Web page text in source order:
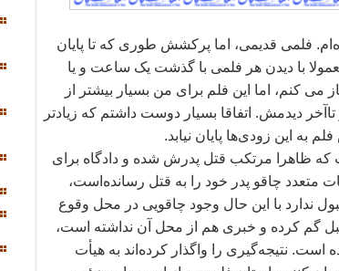
ام. فلمی قدیمی، اما پرکشش طوری که تا پایان
با دیدن هر فلمی با گذشت یک ساعت و یا
می کنم، اما این فلم برای من بسیار بیشتر از
دیدمش. اتفاقا بسیار دوست داشتم که زیادتر
به این زودیها پایان نیابد.
که ظاهرا مرتکب قتل پدرش شده و دادگاه برای
متعدد چاقو پدر خود را به قتل رسانده است،
ندارد با این حال وجود چاقویی در محل وقوع
گم کرده و خبری هم از محل آن نداشته است،
است. نتیجهگیری را واگذار کرده اند به هیأت